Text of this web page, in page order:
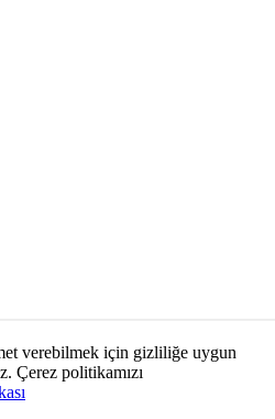
verebilmek için gizliliğe uygun
Çerez politikamızı